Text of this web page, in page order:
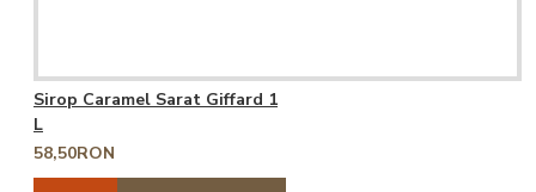
Sirop Caramel Sarat Giffard 1
L
58,50RON